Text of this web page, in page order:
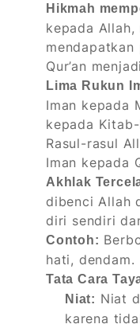
Hikmah
kepada Allah,
mendapatkan
Qur’an
Lima Rukun
Iman kepada
kepada
Rasul-rasul
Iman kepada
Akhlak
dibenci Allah
diri sendiri
Contoh:
hati, dendam.
Tata Cara
Niat: Niat
karena